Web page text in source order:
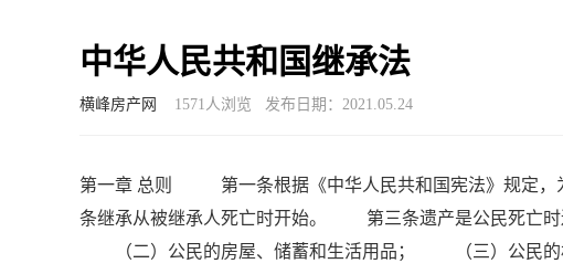
中华人民共和国继承法
横峰房产网 1571人浏览 发布日期：2021.05.24
第一章 总则 第一条根据《中华人民共和国宪法》规定
条继承从被继承人死亡时开始。 第三条遗产是公民死亡
（二）公民的房屋、储蓄和生活用品； （三）公民的